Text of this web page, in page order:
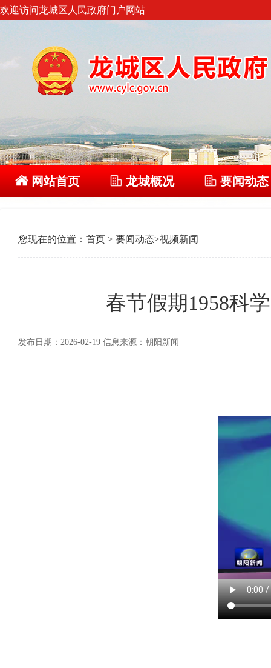
欢迎访问龙城区人民政府门户网站
网站首页 龙城概况 要闻动态
您现在的位置： 首页 > 要闻动态>视频新闻
春节假期1958科
发布日期：2026-02-19 信息来源：朝阳新闻